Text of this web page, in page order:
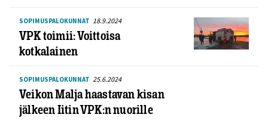
SOPIMUSPALOKUNNAT 18.9.2024
VPK toimii: Voittoisa
kotkalainen
SOPIMUSPALOKUNNAT 25.6.2024
Veikon Malja haastavan kisan
jälkeen Iitin VPK:n nuorille